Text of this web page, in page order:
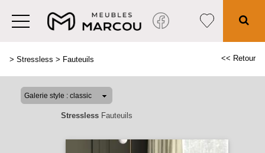
> Stressless > Fauteuils << Retour
StresslessFauteuils